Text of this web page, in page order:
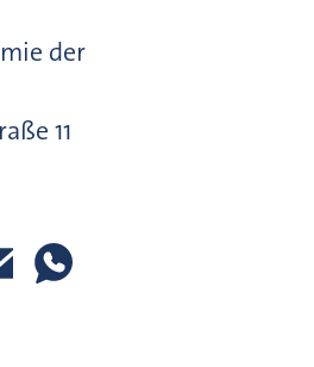
der
11